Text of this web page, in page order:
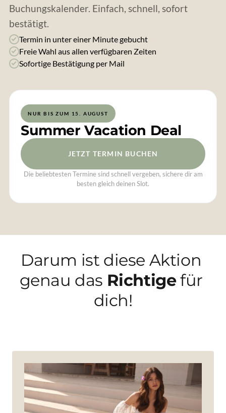
Buchungskalender. Einfach, schnell, sofort
bestätigt.
Termin in unter einer Minute gebucht
Freie Wahl aus allen verfügbaren Zeiten
Sofortige Bestätigung per Mail
NUR BIS ZUM 15. AUGUST
Summer Vacation Deal
JETZT TERMIN BUCHEN
Die beliebtesten Termine sind schnell vergeben, sichere dir am
besten gleich deinen Slot.
Darum ist diese Aktion
genau das Richtige für
dich!